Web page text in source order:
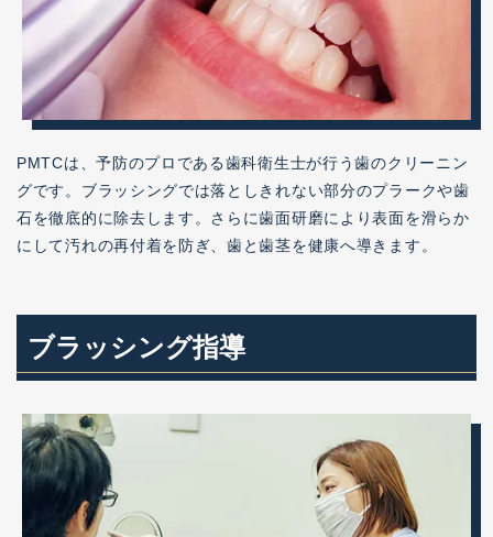
PMTCは、予防のプロである歯科衛生士が行う歯のクリーニン
グです。ブラッシングでは落としきれない部分のプラークや歯
石を徹底的に除去します。さらに歯面研磨により表面を滑らか
にして汚れの再付着を防ぎ、歯と歯茎を健康へ導きます。
ブラッシング指導